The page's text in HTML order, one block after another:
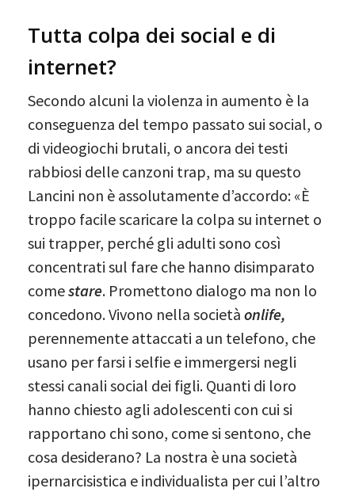
Tutta colpa dei social e di
internet?
Secondo alcuni la violenza in aumento è la
conseguenza del tempo passato sui social, o
di videogiochi brutali, o ancora dei testi
rabbiosi delle canzoni trap, ma su questo
Lancini non è assolutamente d’accordo: «È
troppo facile scaricare la colpa su internet o
sui trapper, perché gli adulti sono così
concentrati sul fare che hanno disimparato
comestare. Promettono dialogo ma non lo
concedono. Vivono nella società onlife,
perennemente attaccati a un telefono, che
usano per farsi i selfie e immergersi negli
stessi canali social dei figli. Quanti di loro
hanno chiesto agli adolescenti con cui si
rapportano chi sono, come si sentono, che
cosa desiderano? La nostra è una società
ipernarcisistica e individualista per cui l’altro